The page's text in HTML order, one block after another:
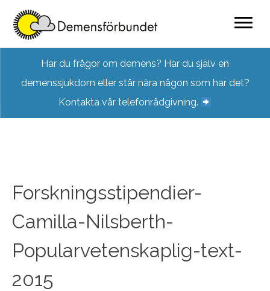
content
Har du frågor om demens? Har du själv en
demenssjukdom eller står nära någon som har det?
Kontakta vår telefonrådgivning.
Forskningsstipendier-
Camilla-Nilsberth-
Popularvetenskaplig-text-
2015